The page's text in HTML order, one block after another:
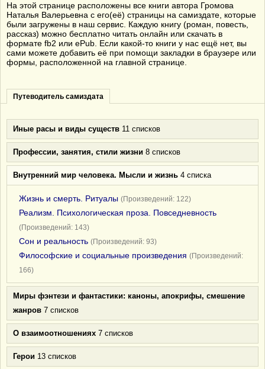
На этой странице расположены все книги автора Громова
Наталья Валерьевна с его(её) страницы на самиздате, которые
были загружены в наш сервис. Каждую книгу (роман, повесть,
рассказ) можно бесплатно читать онлайн или скачать в
формате fb2 или ePub. Если какой-то книги у нас ещё нет, вы
сами можете добавить её при помощи закладки в браузере или
формы, расположенной на главной странице.
Путеводитель самиздата
Иные расы и виды существ 11 списков
Профессии, занятия, стили жизни 8 списков
Внутренний мир человека. Мысли и жизнь 4 списка
Жизнь и смерть. Ритуалы (Произведений: 122)
Реализм. Психологическая проза. Повседневность
(Произведений: 143)
Сон и реальность (Произведений: 93)
Философские и социальные произведения (Произведений:
166)
Миры фэнтези и фантастики: каноны, апокрифы, смешение
жанров 7 списков
О взаимоотношениях 7 списков
Герои 13 списков